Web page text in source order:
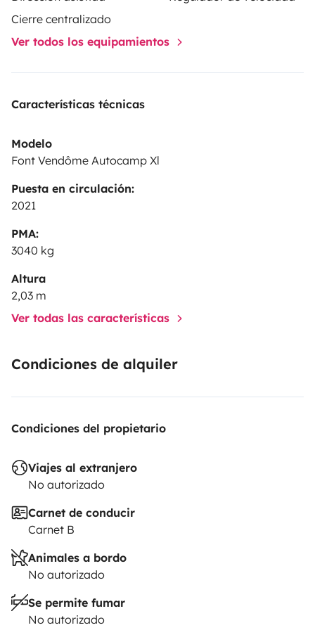
Cierre centralizado
Ver todos los equipamientos
Características técnicas
Modelo
Font Vendôme Autocamp Xl
Puesta en circulación:
2021
PMA:
3040 kg
Altura
2,03 m
Ver todas las características
Condiciones de alquiler
Condiciones del propietario
Viajes al extranjero
No autorizado
Carnet de conducir
Carnet B
Animales a bordo
No autorizado
Se permite fumar
No autorizado